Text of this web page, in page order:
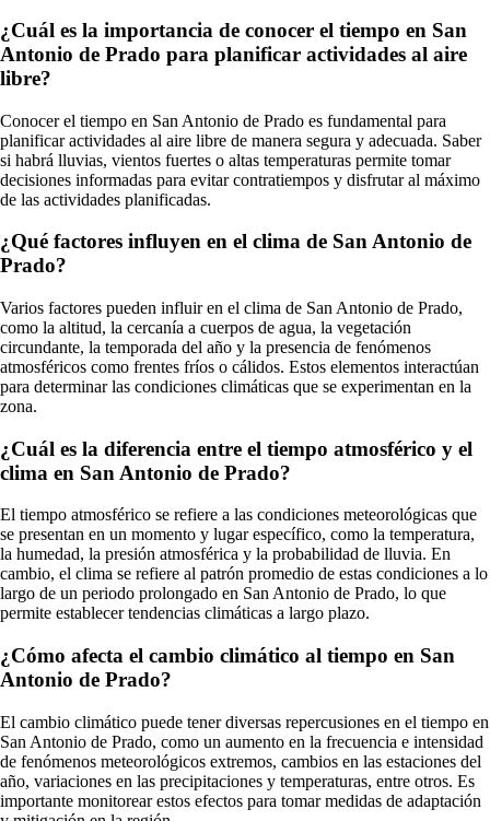
¿Cuál es la importancia de conocer el tiempo en San
Antonio de Prado para planificar actividades al aire
libre?
Conocer el tiempo en San Antonio de Prado es fundamental para
planificar actividades al aire libre de manera segura y adecuada. Saber
si habrá lluvias, vientos fuertes o altas temperaturas permite tomar
decisiones informadas para evitar contratiempos y disfrutar al máximo
de las actividades planificadas.
¿Qué factores influyen en el clima de San Antonio de
Prado?
Varios factores pueden influir en el clima de San Antonio de Prado,
como la altitud, la cercanía a cuerpos de agua, la vegetación
circundante, la temporada del año y la presencia de fenómenos
atmosféricos como frentes fríos o cálidos. Estos elementos interactúan
para determinar las condiciones climáticas que se experimentan en la
zona.
¿Cuál es la diferencia entre el tiempo atmosférico y el
clima en San Antonio de Prado?
El tiempo atmosférico se refiere a las condiciones meteorológicas que
se presentan en un momento y lugar específico, como la temperatura,
la humedad, la presión atmosférica y la probabilidad de lluvia. En
cambio, el clima se refiere al patrón promedio de estas condiciones a lo
largo de un periodo prolongado en San Antonio de Prado, lo que
permite establecer tendencias climáticas a largo plazo.
¿Cómo afecta el cambio climático al tiempo en San
Antonio de Prado?
El cambio climático puede tener diversas repercusiones en el tiempo en
San Antonio de Prado, como un aumento en la frecuencia e intensidad
de fenómenos meteorológicos extremos, cambios en las estaciones del
año, variaciones en las precipitaciones y temperaturas, entre otros. Es
importante monitorear estos efectos para tomar medidas de adaptación